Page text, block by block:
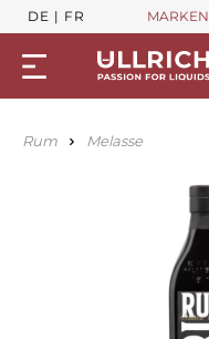
DE FR MARKEN
Rum Melasse